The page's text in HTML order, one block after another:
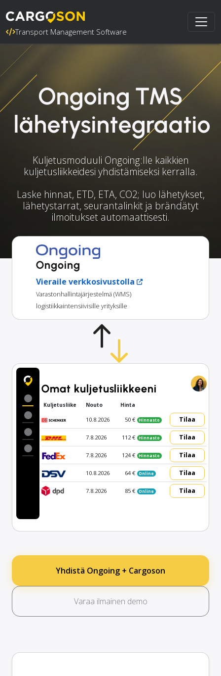
Transport Management Software
Ongoing TMS
lähetysintegraatio
Kuljetusmoduuli Ongoing:lle kaikkien
kuljetusliikkeidesi yhdistämiseksi kerralla.
Laske hinnat, ETD, ETA, CO2; luo lähetykset,
lähetystarrat, seurantalinkit ja brändätyt
ilmoitukset automaattisesti.
Ongoing
Vieraile verkkosivustolla
Varastonhallintajärjestelmä (WMS)
logistiikkaintensiivisille yrityksille
Omat kuljetusliikkeeni
Kuljetusliike Nouto Hinta
10.8.2026 50 € Hinnasto Tilaa
7.8.2026 112 € Hinnasto Tilaa
7.8.2026 124 € Hinnasto Tilaa
10.8.2026 64 € Online Tilaa
7.8.2026 85 € Online Tilaa
Yhdistä Ongoing + Cargoson
Varaa ilmainen demo